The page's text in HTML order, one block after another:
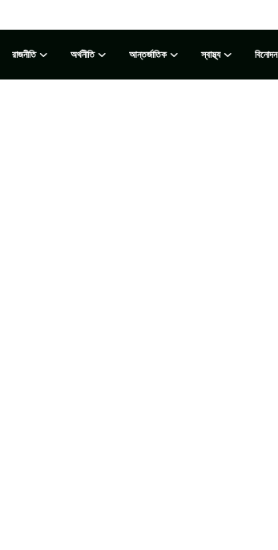
রাজনীতি অর্থনীতি আন্তর্জাতিক স্বাস্থ্য বিনোদন